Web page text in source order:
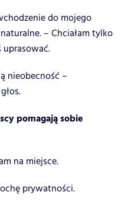
do mojego
– Chciałam tylko
uprasować.
nieobecność –
pomagają sobie
na miejsce.
prywatności.